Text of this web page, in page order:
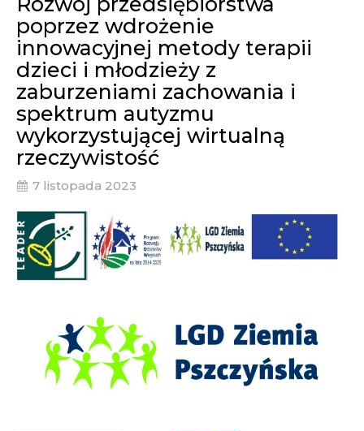
poprzez wdrożenie
innowacyjnej metody terapii
dzieci i młodzieży z
zaburzeniami zachowania i
spektrum autyzmu
wykorzystującej wirtualną
rzeczywistość
7 listopada 2023